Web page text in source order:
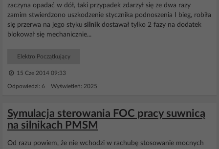
zaczyna opadać w dół, taki przypadek zdarzył się ze dwa razy
zamim stwierdzono uszkodzenie stycznika podnoszenia I bieg, robiła
się przerwa na jego styku silnik dostawał tylko 2 fazy na dodatek
blokował się mechanicznie...
Elektro Początkujący
15 Cze 2014 09:33
Odpowiedzi: 6 Wyświetleń: 2025
Symulacja sterowania FOC pracy suwnicą
na silnikach PMSM
Od razu powiem, że nie wchodzi w rachubę stosowanie mocnych